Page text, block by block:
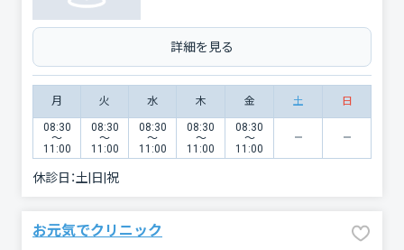
詳細を見る
月 火 水 木 金 土 日
08:30
〜
11:00
08:30
〜
11:00
08:30
〜
11:00
08:30
〜
11:00
08:30
〜
11:00
休診日：土|日|祝
お元気でクリニック